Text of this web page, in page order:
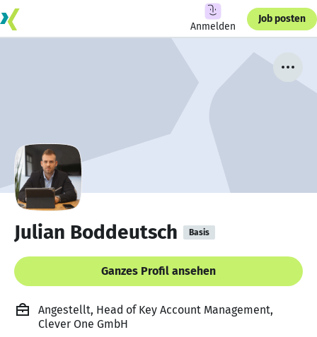
Anmelden
Job posten
Julian Boddeutsch Basis
Ganzes Profil ansehen
Angestellt, Head of Key Account Management,
Clever One GmbH